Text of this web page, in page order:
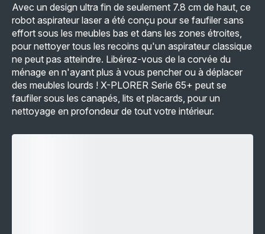
Avec un design ultra fin de seulement 7.8 cm de haut, ce
robot aspirateur laser a été conçu pour se faufiler sans
effort sous les meubles bas et dans les zones étroites,
pour nettoyer tous les recoins qu'un aspirateur classique
ne peut pas atteindre. Libérez-vous de la corvée du
ménage en n'ayant plus à vous pencher ou à déplacer
des meubles lourds ! X-PLORER Serie 65+ peut se
faufiler sous les canapés, lits et placards, pour un
nettoyage en profondeur de tout votre intérieur.